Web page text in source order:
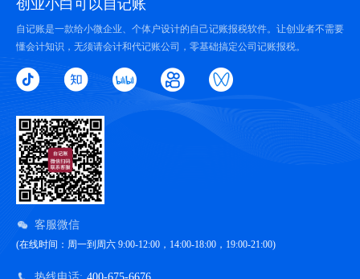
创业小白可以自记账
自记账是一款给小微企业、个体户设计的自己记账报税软件。让创业者不需要
懂会计知识，无须请会计和代记账公司，零基础搞定公司记账报税。
客服微信
(在线时间：周一到周六 9:00-12:00，14:00-18:00，19:00-21:00)